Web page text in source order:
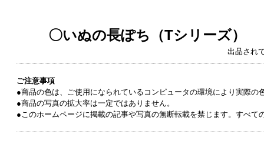
〇いぬの長ぽち（Tシリーズ）
出品され
ご注意事項
●商品の色は、ご使用になられているコンピュータの環境により実際の
●商品の写真の拡大率は一定ではありません。
●このホームページに掲載の記事や写真の無断転載を禁じます。すべ